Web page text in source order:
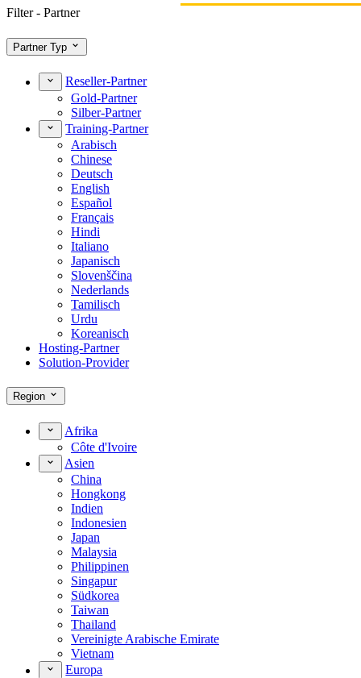
Filter - Partner
Partner Typ
Reseller-Partner
Gold-Partner
Silber-Partner
Training-Partner
Arabisch
Chinese
Deutsch
English
Español
Français
Hindi
Italiano
Japanisch
Slovenščina
Nederlands
Tamilisch
Urdu
Koreanisch
Hosting-Partner
Solution-Provider
Region
Afrika
Côte d'Ivoire
Asien
China
Hongkong
Indien
Indonesien
Japan
Malaysia
Philippinen
Singapur
Südkorea
Taiwan
Thailand
Vereinigte Arabische Emirate
Vietnam
Europa